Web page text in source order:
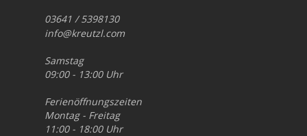
03641 / 5398130
info@kreutzl.com
Samstag
09:00 - 13:00 Uhr
Ferienöffnungszeiten
Montag - Freitag
11:00 - 18:00 Uhr